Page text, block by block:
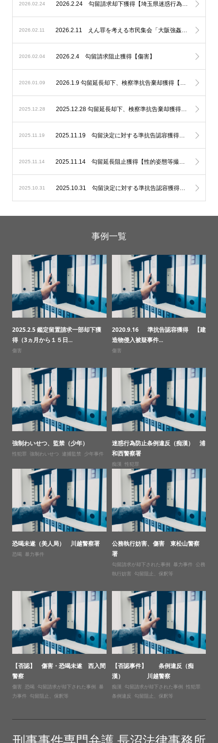
2026.02.24 2026.2.24 勾留請求却下獲得【埼玉県迷惑行為防止条例違反、性的姿態等撮影】
2026.02.11 2026.2.11 えん罪を考える市民集会「大阪強姦虚偽証言事件を題材に」基調講演講師、パネルディスカッションコーディネーターとして登壇いたしました。
2026.02.04 2026.2.4 勾留請求阻止獲得【傷害】
2026.01.09 2026.1.9 勾留延長却下、検察準抗告棄却獲得【不同意性交等】
2025.12.28 2025.12.28 勾留延長却下、検察準抗告棄却獲得【未成年者誘拐】
2025.11.19 2025.11.19 勾留決定に対する準抗告認容獲得【住居侵入】
2025.11.14 2025.11.14 勾留延長阻止獲得【性的姿態等撮影】
2025.10.31 2025.10.31 勾留決定に対する準抗告認容獲得【窃盗】
事例一覧
2025.2.5 鑑定留置請求一部却下獲
得（3ヵ月から１５日...
傷害
2020.9.16 準抗告認容獲得 【建
造物侵入被疑事件...
傷害
強制わいせつ、監禁（少年）
性犯罪 強制わいせつ 逮捕監禁 少年事件
迷惑行為防止条例違反（痴漢） 浦
和西警察署
痴漢 性犯罪
恐喝未遂（美人局） 川越警察署
恐喝 暴力事件
公務執行妨害、傷害 東松山警察
署
勾留請求が却下された事例 暴力事件
公務
執行妨害
勾留阻止、保釈等
【否認】 傷害・恐喝未遂 西入間
警察
傷害 恐喝 勾留請求が却下された事例
暴
力事件
勾留阻止、保釈等
【否認事件】 条例違反（痴
漢） 川越警察
痴漢 勾留請求が却下された事例 性犯罪
条例違反
勾留阻止、保釈等